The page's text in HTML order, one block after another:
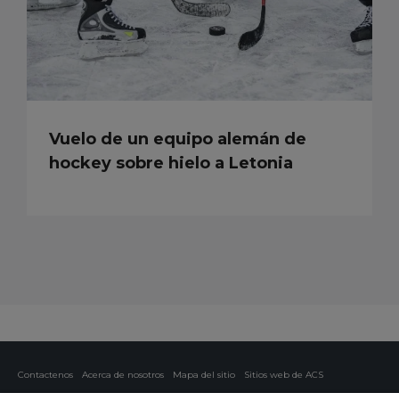
Vuelo de un equipo alemán de
hockey sobre hielo a Letonia
Contactenos Acerca de nosotros Mapa del sitio
Sitios web de ACS